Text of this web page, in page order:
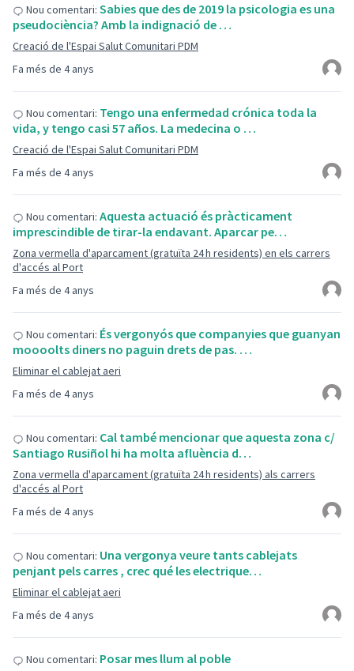
Fa més de 4 anys
Nou comentari: Sabies que des de 2019 la psicologia es una
pseudociència? Amb la indignació de …
Creació de l'Espai Salut Comunitari PDM
Fa més de 4 anys
Nou comentari: Tengo una enfermedad crónica toda la
vida, y tengo casi 57 años. La medecina o …
Creació de l'Espai Salut Comunitari PDM
Fa més de 4 anys
Nou comentari: Aquesta actuació és pràcticament
imprescindible de tirar-la endavant. Aparcar pe…
Zona vermella d'aparcament (gratuïta 24 h residents) en els carrers
d'accés al Port
Fa més de 4 anys
Nou comentari: És vergonyós que companyies que guanyan
moooolts diners no paguin drets de pas. …
Eliminar el cablejat aeri
Fa més de 4 anys
Nou comentari: Cal també mencionar que aquesta zona c/
Santiago Rusiñol hi ha molta afluència d…
Zona vermella d'aparcament (gratuïta 24 h residents) als carrers
d'accés al Port
Fa més de 4 anys
Nou comentari: Una vergonya veure tants cablejats
penjant pels carres , crec qué les electrique…
Eliminar el cablejat aeri
Nou comentari: Posar mes llum al poble